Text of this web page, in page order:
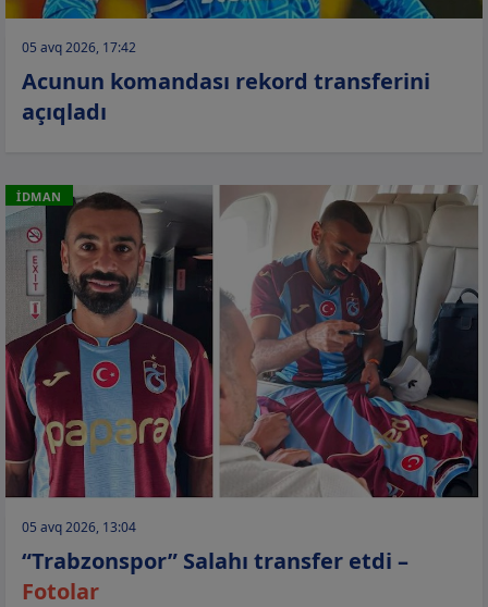
05 avq 2026, 17:42
Acunun komandası rekord transferini
açıqladı
İDMAN
05 avq 2026, 13:04
“Trabzonspor” Salahı transfer etdi –
Fotolar